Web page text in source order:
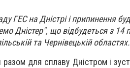
ГЕС на Дністрі і припинення
Дністер", що відбудеться з 14
та Чернівецькій областях.
разом для сплаву Дністром і